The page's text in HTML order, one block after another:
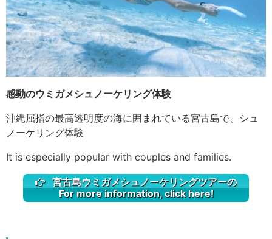
感動のウミガメシュノーケリング体験
沖縄屈指の最高透明度の海に囲まれている宮古島で、シュ
ノーケリング体験
It is especially popular with couples and families.
宮古島ウミガメシュノーケリングツアーの
For more information, click here!